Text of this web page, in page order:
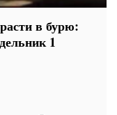
в бурю:
1